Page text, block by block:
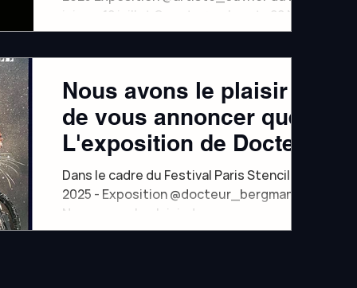
juin au 12 juillet Guest : @v_k_art_22 Nous
avons le...
Nous avons le plaisir
de vous annoncer que
L'exposition de Docteur
Bergman est prolongée
jusqu'au 22 juin
Dans le cadre du Festival Paris Stencil
2025 - Exposition @docteur_bergman
Nous avons le plaisir de vous annoncer
que l'exposition de...